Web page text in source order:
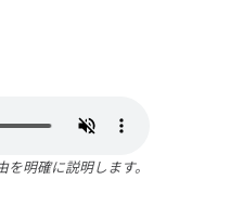
明確に説明します。